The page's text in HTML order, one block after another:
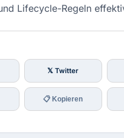
Lifecycle-Regeln
𝕏 Twitter
📋 Kopieren